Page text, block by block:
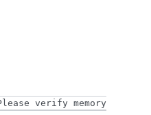
verify memory